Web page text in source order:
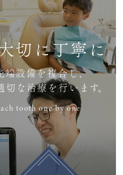
切に丁寧に
端設備を複合し、
切な治療を行います。
tooth one by one